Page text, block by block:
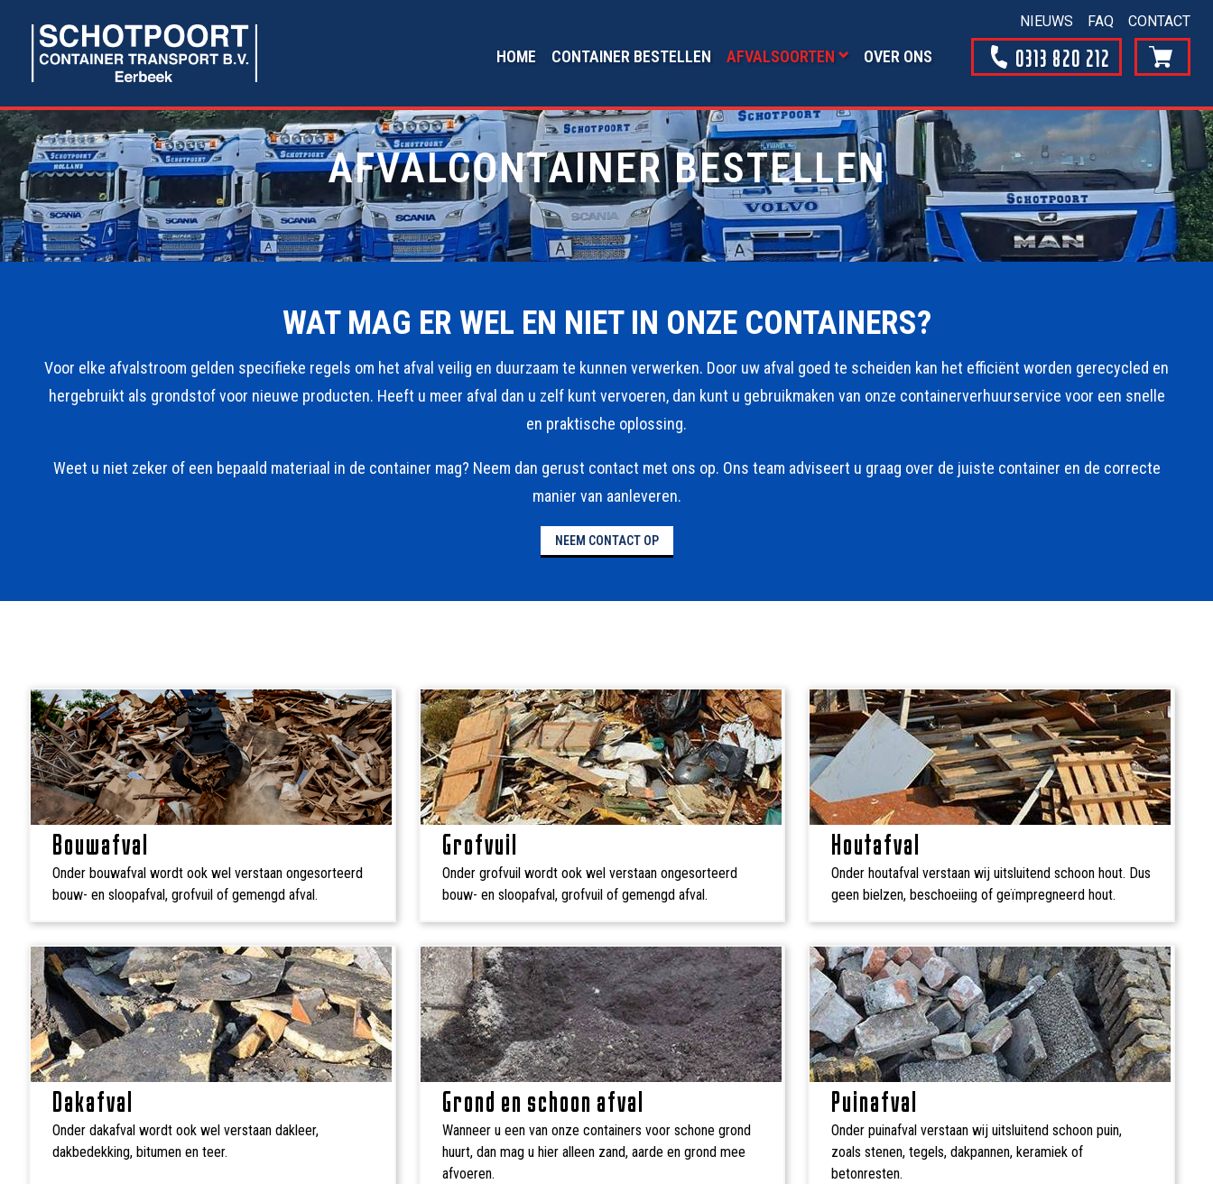
HOME CONTAINER BESTELLEN AFVALSOORTEN OVER ONS
NIEUWS FAQ CONTACT
0313 820 212
AFVALCONTAINER BESTELLEN
WAT MAG ER WEL EN NIET IN ONZE CONTAINERS?
Voor elke afvalstroom gelden specifieke regels om het afval veilig en duurzaam te kunnen verwerken. Door uw afval goed te scheiden kan het efficiënt worden gerecycled en
hergebruikt als grondstof voor nieuwe producten. Heeft u meer afval dan u zelf kunt vervoeren, dan kunt u gebruikmaken van onze containerverhuurservice voor een snelle
en praktische oplossing.
Weet u niet zeker of een bepaald materiaal in de container mag? Neem dan gerust contact met ons op. Ons team adviseert u graag over de juiste container en de correcte
manier van aanleveren.
NEEM CONTACT OP
Bouwafval
Onder bouwafval wordt ook wel verstaan ongesorteerd
bouw- en sloopafval, grofvuil of gemengd afval.
Grofvuil
Onder grofvuil wordt ook wel verstaan ongesorteerd
bouw- en sloopafval, grofvuil of gemengd afval.
Houtafval
Onder houtafval verstaan wij uitsluitend schoon hout. Dus
geen bielzen, beschoeiing of geïmpregneerd hout.
Dakafval
Onder dakafval wordt ook wel verstaan dakleer,
dakbedekking, bitumen en teer.
Grond en schoon afval
Wanneer u een van onze containers voor schone grond
huurt, dan mag u hier alleen zand, aarde en grond mee
afvoeren.
Puinafval
Onder puinafval verstaan wij uitsluitend schoon puin,
zoals stenen, tegels, dakpannen, keramiek of
betonresten.